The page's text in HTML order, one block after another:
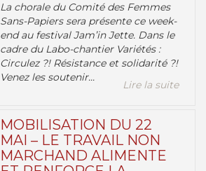
La chorale du Comité des Femmes
Sans-Papiers sera présente ce week-
end au festival Jam’in Jette. Dans le
cadre du Labo-chantier Variétés :
Circulez ?! Résistance et solidarité ?!
Venez les soutenir...
Lire la suite
MOBILISATION DU 22
MAI – LE TRAVAIL NON
MARCHAND ALIMENTE